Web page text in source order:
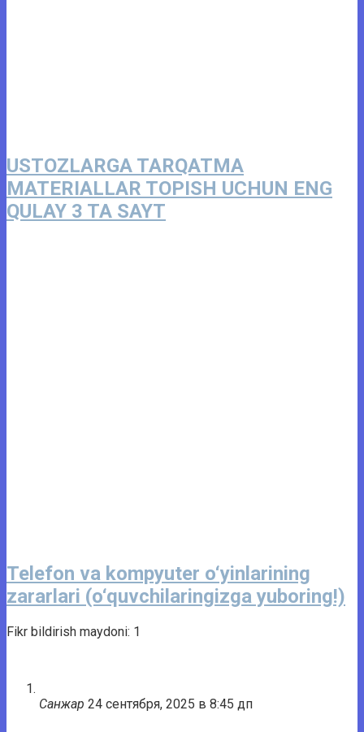
USTOZLARGA TARQATMA
MATERIALLAR TOPISH UCHUN ENG
QULAY 3 TA SAYT
Telefon va kompyuter o‘yinlarining
zararlari (o‘quvchilaringizga yuboring!)
Fikr bildirish maydoni: 1
Санжар 24 сентября, 2025 в 8:45 дп